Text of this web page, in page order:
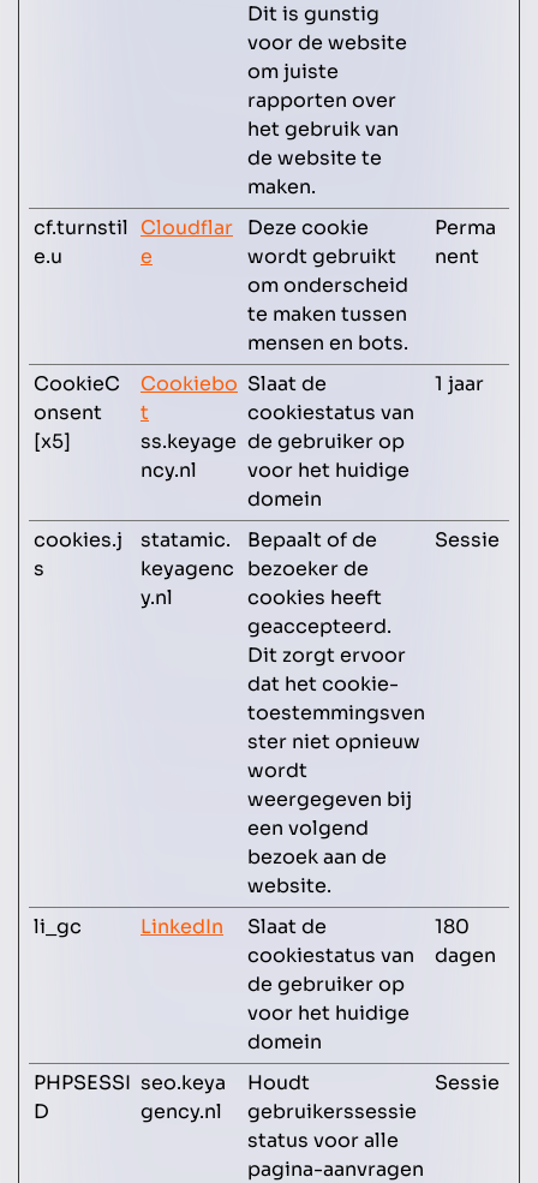
Dit is gunstig
voor de website
om juiste
rapporten over
het gebruik van
de website te
maken.
cf.turnstil
e.u
Cloudflar
e
Deze cookie
wordt gebruikt
om onderscheid
te maken tussen
mensen en bots.
Perma
nent
CookieC
onsent
[x5]
Cookiebo
t
ss.keyage
ncy.nl
Slaat de
cookiestatus van
de gebruiker op
voor het huidige
domein
1 jaar
cookies.j
s
statamic.
keyagenc
y.nl
Bepaalt of de
bezoeker de
cookies heeft
geaccepteerd.
Dit zorgt ervoor
dat het cookie-
toestemmingsven
ster niet opnieuw
wordt
weergegeven bij
een volgend
bezoek aan de
website.
Sessie
li_gc LinkedIn
Slaat de
cookiestatus van
de gebruiker op
voor het huidige
domein
180
dagen
PHPSESSI
D
seo.keya
gency.nl
Houdt
gebruikerssessie
status voor alle
pagina-aanvragen
Sessie